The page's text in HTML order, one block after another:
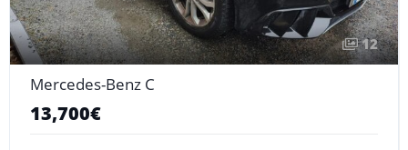
12
Mercedes-Benz C
13,700€